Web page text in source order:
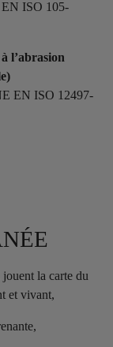
ISO 105-
l’abrasion
EN ISO 12497-
la carte du
et vivant,